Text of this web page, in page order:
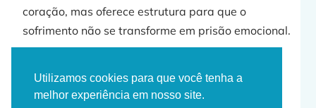
coração, mas oferece estrutura para que o
sofrimento não se transforme em prisão emocional.
atendo pacientes em cidades como São Paulo,
Florianópolis, Porto Alegre, Porto, Houston, Doha,
Utilizamos cookies para que você tenha a
melhor experiência em nosso site.